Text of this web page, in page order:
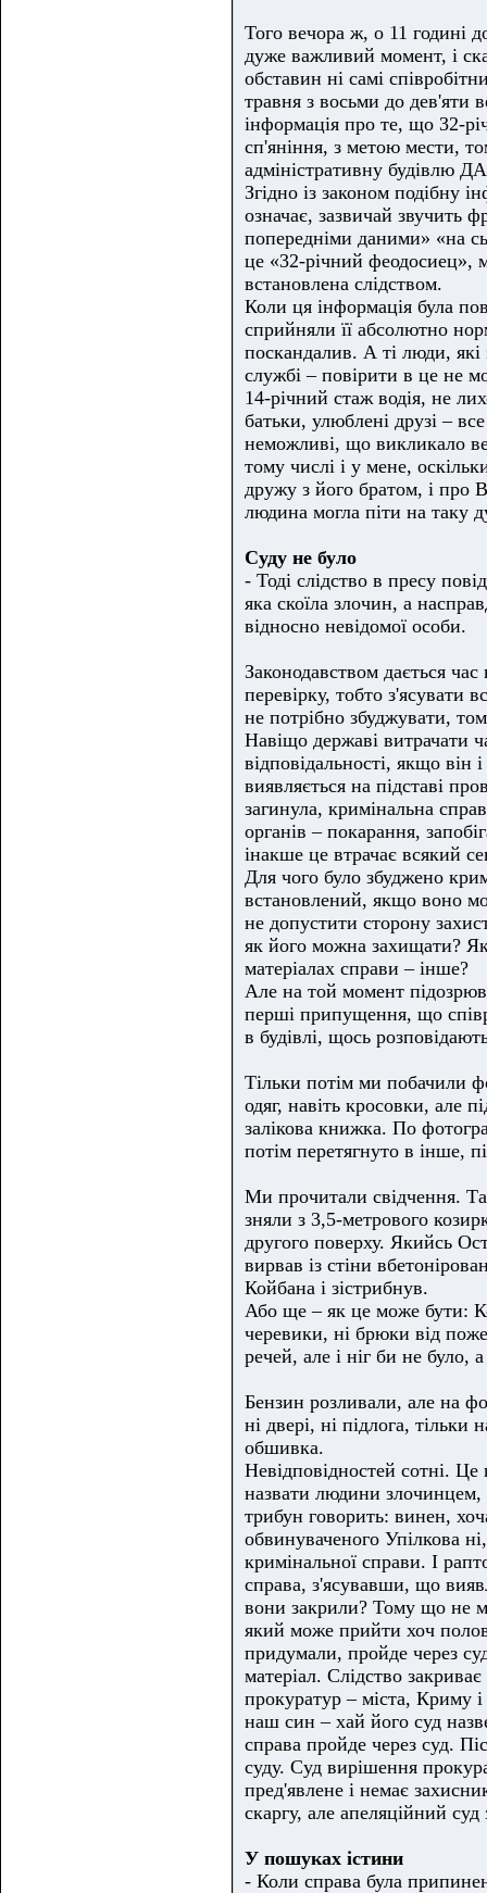
Того вечора ж, о 11 годині
дуже важливий момент, і
обставин ні самі
травня з восьми до дев'яти
інформація про те, що 32-
сп'яніння, з метою мести,
адміністративну будівлю
Згідно із законом подібну
означає, зазвичай звучить
попередніми даними» «на
це «32-річний феодосиец»,
встановлена слідством.
Коли ця інформація була
сприйняли її абсолютно
поскандалив. А ті люди,
службі – повірити в це не
14-річний стаж водія, не
батьки, улюблені друзі –
неможливі, що викликало
тому числі і у мене,
дружу з його братом, і про
людина могла піти на таку
Суду не було
- Тоді слідство в пресу
яка скоїла злочин, а
відносно невідомої особи.
Законодавством дається
перевірку, тобто з'ясувати
не потрібно збуджувати,
Навіщо державі витрачати
відповідальності, якщо
виявляється на підставі
загинула, кримінальна
органів – покарання,
інакше це втрачає всякий
Для чого було збуджено
встановлений, якщо воно
не допустити сторону
як його можна захищати?
матеріалах справи – інше?
Але на той момент
перші припущення, що
в будівлі, щось
Тільки потім ми побачили
одяг, навіть кросовки, але
залікова книжка. По
потім перетягнуто в інше,
Ми прочитали свідчення.
зняли з 3,5-метрового
другого поверху. Якийсь
вирвав із стіни
Койбана і зістрибнув.
Або ще – як це може бути:
черевики, ні брюки від
речей, але і ніг би не було,
Бензин розливали, але на
ні двері, ні підлога, тільки
обшивка.
Невідповідностей сотні. Це
назвати людини злочинцем,
трибун говорить: винен,
обвинуваченого Упілкова
кримінальної справи. І
справа, з'ясувавши, що
вони закрили? Тому що не
який може прийти хоч
придумали, пройде через
матеріал. Слідство
прокуратур – міста, Криму
наш син – хай його суд
справа пройде через суд.
суду. Суд вирішення
пред'явлене і немає
скаргу, але апеляційний
У пошуках істини
- Коли справа була